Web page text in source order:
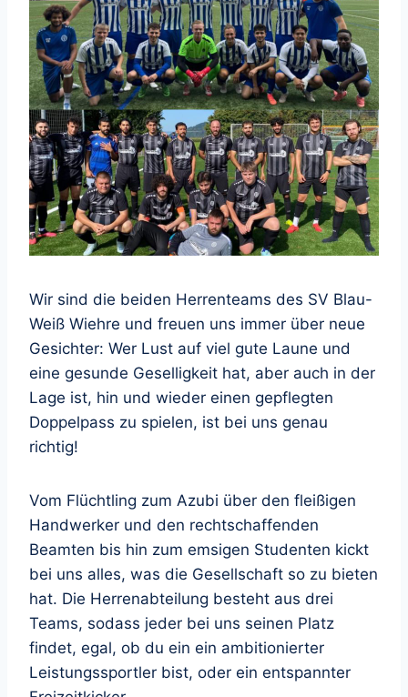
Wir sind die beiden Herrenteams des SV Blau-
Weiß Wiehre und freuen uns immer über neue
Gesichter: Wer Lust auf viel gute Laune und
eine gesunde Geselligkeit hat, aber auch in der
Lage ist, hin und wieder einen gepflegten
Doppelpass zu spielen, ist bei uns genau
richtig!
Vom Flüchtling zum Azubi über den fleißigen
Handwerker und den rechtschaffenden
Beamten bis hin zum emsigen Studenten kickt
bei uns alles, was die Gesellschaft so zu bieten
hat. Die Herrenabteilung besteht aus drei
Teams, sodass jeder bei uns seinen Platz
findet, egal, ob du ein ein ambitionierter
Leistungssportler bist, oder ein entspannter